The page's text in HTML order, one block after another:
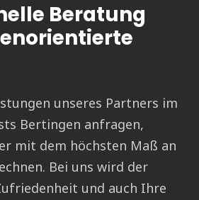
Beratung
unseres Partners im
Bertingen anfragen,
mit dem höchsten Maß an
Bei uns wird der
und auch Ihre